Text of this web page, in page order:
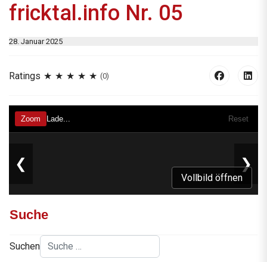
fricktal.info Nr. 05
28. Januar 2025
Ratings (0)
Vollbild öffnen
Suche
Suchen